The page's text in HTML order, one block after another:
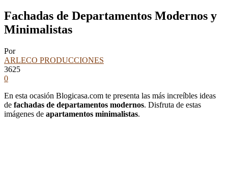
Fachadas de Departamentos Modernos y
Minimalistas
Por
ARLECO PRODUCCIONES
3625
0
En esta ocasión Blogicasa.com te presenta las más increíbles ideas
de fachadas de departamentos modernos. Disfruta de estas
imágenes de apartamentos minimalistas.